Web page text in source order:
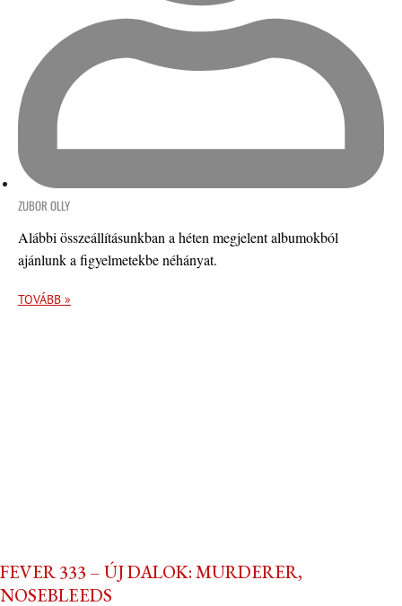
ZUBOR OLLY
Alábbi összeállításunkban a héten megjelent albumokból
ajánlunk a figyelmetekbe néhányat.
TOVÁBB »
FEVER 333 – ÚJ DALOK: MURDERER,
NOSEBLEEDS